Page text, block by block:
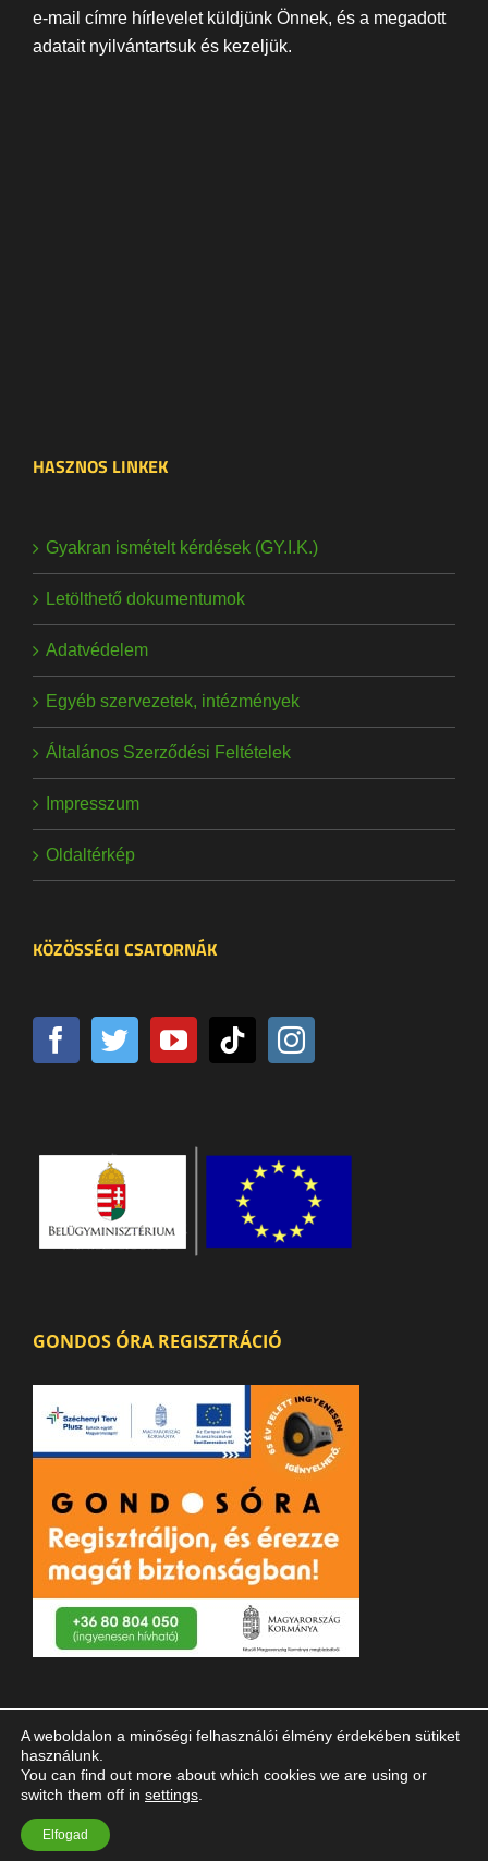
e-mail címre hírlevelet küldjünk Önnek, és a megadott
adatait nyilvántartsuk és kezeljük.
HASZNOS LINKEK
Gyakran ismételt kérdések (GY.I.K.)
Letölthető dokumentumok
Adatvédelem
Egyéb szervezetek, intézmények
Általános Szerződési Feltételek
Impresszum
Oldaltérkép
KÖZÖSSÉGI CSATORNÁK
GONDOS ÓRA REGISZTRÁCIÓ
© 2023 Magyar Vakok és Gyengénlátók Országos Szövetsége
A weboldalon a minőségi felhasználói élmény érdekében sütiket
használunk.
You can find out more about which cookies we are using or
switch them off in settings
Elfogad